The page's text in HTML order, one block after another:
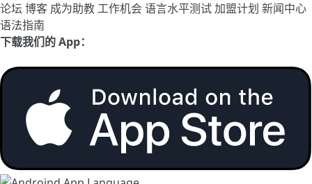
论坛 博客 成为助教工作机会语言水平测试加盟计划 新闻中心
语法指南
下载我们的 App：